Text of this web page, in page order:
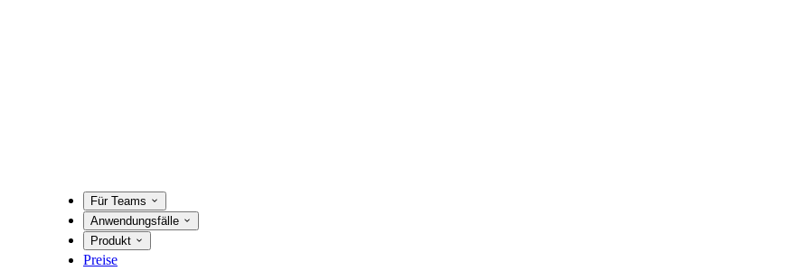
Für Teams
Anwendungsfälle
Produkt
Preise